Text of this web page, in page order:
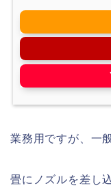
業務用ですが、一
畳にノズルを差し